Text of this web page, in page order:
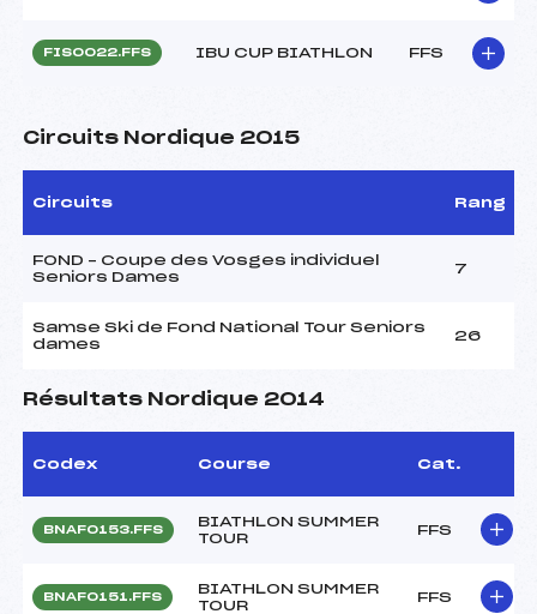
FIS0022.FFS IBU CUP BIATHLON FFS
Circuits Nordique 2015
Circuits Rang
FOND – Coupe des Vosges individuel
Seniors Dames
7
Samse Ski de Fond National Tour Seniors
dames
26
Résultats Nordique 2014
Codex Course Cat.
BNAF0153.FFS
BIATHLON SUMMER
TOUR
FFS
BNAF0151.FFS
BIATHLON SUMMER
TOUR
FFS